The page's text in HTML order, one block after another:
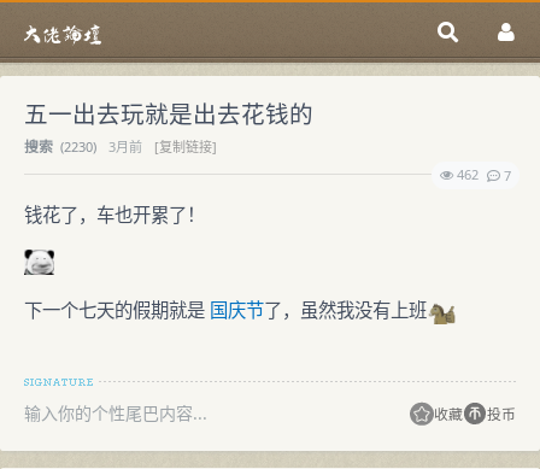
五一出去玩就是出去花钱的
搜索 (2230) 3月前
[复制链接]
462
7
钱花了，车也开累了！
下一个七天的假期就是 国庆节了，虽然我没有上班
输入你的个性尾巴内容... 收藏 投币